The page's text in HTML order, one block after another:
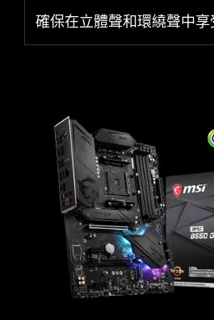
確保在立體聲和環繞聲中享